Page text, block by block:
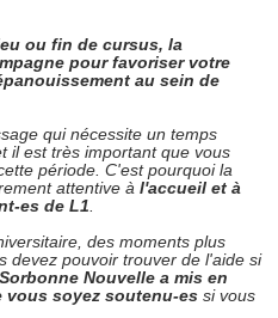
ou fin de cursus, la
pour favoriser votre
au sein de
qui nécessite un temps
il est très important que vous
période. C'est pourquoi la
attentive à l'accueil et à
es de L1.
des moments plus
devez pouvoir trouver de l'aide si
Nouvelle a mis en
soyez soutenu-es si vous